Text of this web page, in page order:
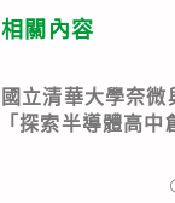
相關內容
國立清華大學奈
「探索半導體高